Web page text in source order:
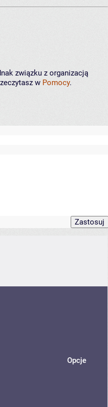
związku z organizacją
w Pomocy.
Opcje